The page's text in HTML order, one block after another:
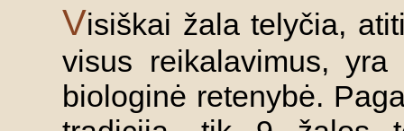
Visiškai žala telyčia,
visus reikalavimus, yra
biologinė retenybė.